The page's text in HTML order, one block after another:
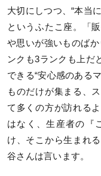
大切にしつつ、“本当
というふたこ座。「
や思いが強いものば
ンクも3ランクも上だ
できる“安心感のある
ものだけが集まる、
て多くの方が訪れる
はなく、生産者の『
け、そこから生まれ
谷さんは言います。